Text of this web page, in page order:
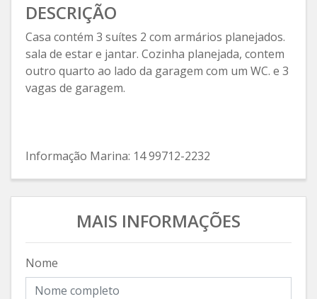
DESCRIÇÃO
Casa contém 3 suítes 2 com armários planejados.
sala de estar e jantar. Cozinha planejada, contem
outro quarto ao lado da garagem com um WC. e 3
vagas de garagem.
Informação Marina: 14 99712-2232
MAIS INFORMAÇÕES
Nome